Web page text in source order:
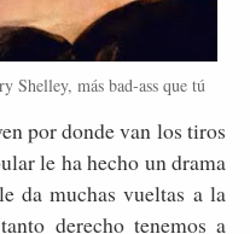
Shelley, más bad-ass que tú
por donde van los tiros
le ha hecho un drama
da muchas vueltas a la
derecho tenemos a